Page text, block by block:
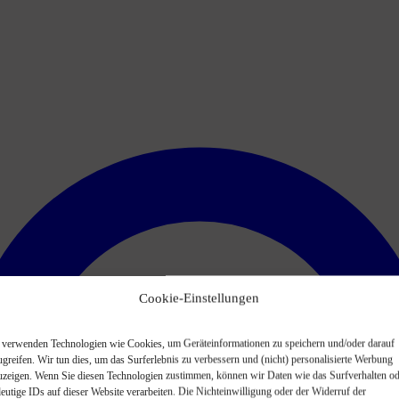
Cookie-Einstellungen
Technologien wie Cookies, um Geräteinformationen zu speichern und/oder darauf
Wir tun dies, um das Surferlebnis zu verbessern und (nicht) personalisierte Werbung
Wenn Sie diesen Technologien zustimmen, können wir Daten wie das Surfverhalten
IDs auf dieser Website verarbeiten. Die Nichteinwilligung oder der Widerruf der